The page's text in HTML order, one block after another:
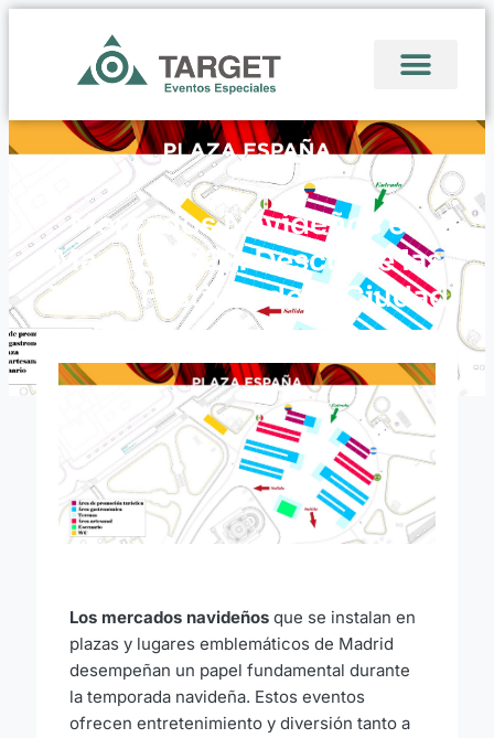
Mercados Navideños en
Madrid 2022: Descubre las
Joyas Festivas de la Ciudad
Los mercados navideños que se instalan en
plazas y lugares emblemáticos de Madrid
desempeñan un papel fundamental durante
la temporada navideña. Estos eventos
ofrecen entretenimiento y diversión tanto a